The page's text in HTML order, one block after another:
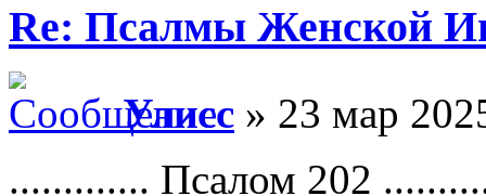
Re: Псалмы Женской
Улисс » 23 мар
............. Псалом 202